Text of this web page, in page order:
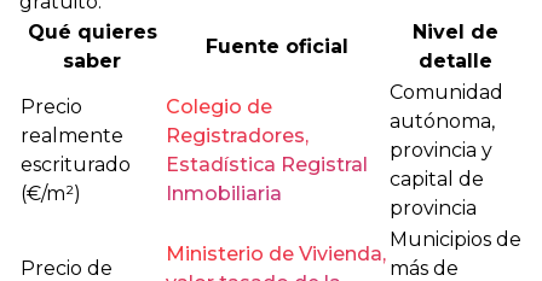
Qué quieres
saber
Fuente oficial
Nivel de
detalle
Precio
realmente
escriturado
(€/m²)
Colegio de
Registradores,
Estadística Registral
Inmobiliaria
Comunidad
autónoma,
provincia y
capital de
provincia
Precio de
Ministerio de Vivienda,
Municipios de
más de